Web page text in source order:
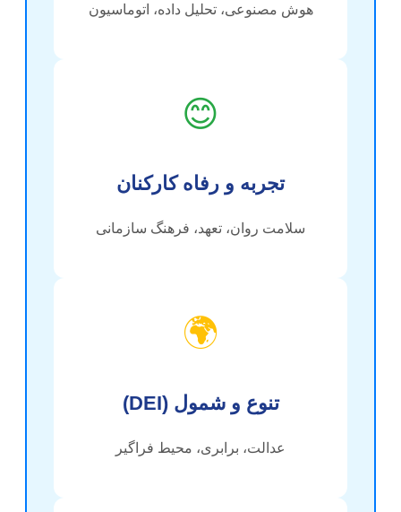
هوش مصنوعی، تحلیل داده، اتوماسیون
😊
تجربه و رفاه کارکنان
سلامت روان، تعهد، فرهنگ سازمانی
🌍
تنوع و شمول (DEI)
عدالت، برابری، محیط فراگیر